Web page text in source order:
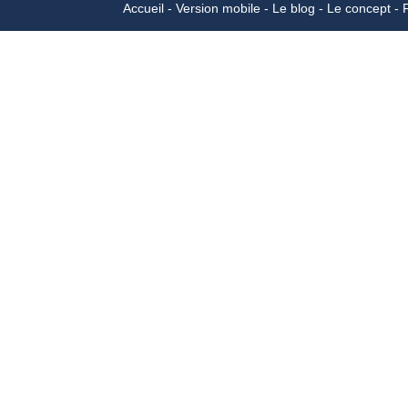
Accueil Version mobile Le blog Le concept